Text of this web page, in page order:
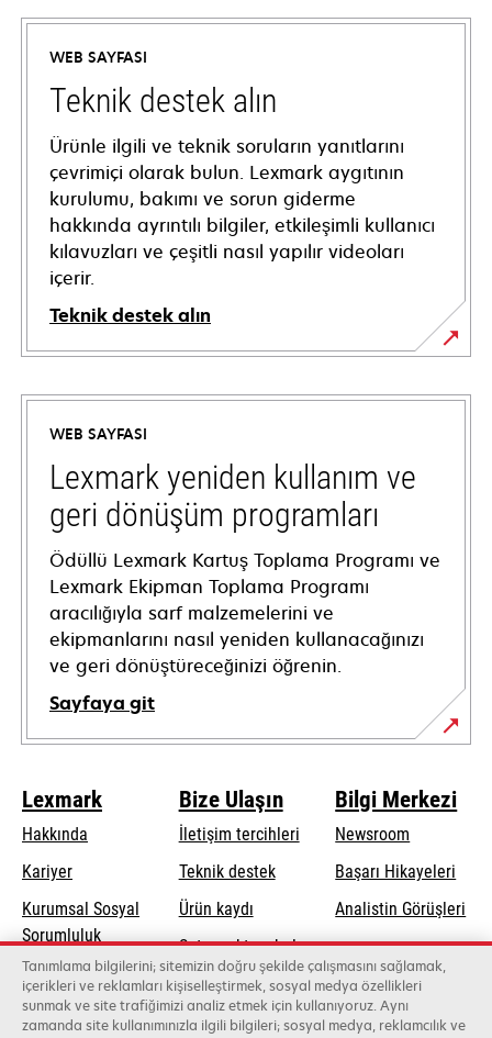
WEB SAYFASI
Teknik destek alın
Ürünle ilgili ve teknik soruların yanıtlarını
çevrimiçi olarak bulun. Lexmark aygıtının
kurulumu, bakımı ve sorun giderme
hakkında ayrıntılı bilgiler, etkileşimli kullanıcı
kılavuzları ve çeşitli nasıl yapılır videoları
içerir.
Teknik destek alın
opens
in
new
tab
WEB SAYFASI
Lexmark yeniden kullanım ve
geri dönüşüm programları
Ödüllü Lexmark Kartuş Toplama Programı ve
Lexmark Ekipman Toplama Programı
aracılığıyla sarf malzemelerini ve
ekipmanlarını nasıl yeniden kullanacağınızı
ve geri dönüştüreceğinizi öğrenin.
Sayfaya git
Lexmark
Hakkında
Kariyer
Kurumsal Sosyal
Sorumlulukopens
in
a
new
Sürdürülebilirlik
Bize Ulaşın
İletişim tercihleri
Teknik destekopens
new
tab
Ürün kaydı
Satış noktası bul
Toptancıların
listesi
Bilgi Merkezi
Newsroom
Başarı Hikayeleri
Analistin Görüşleri
Tanımlama bilgilerini; sitemizin doğru şekilde çalışmasını sağlamak,
içerikleri ve reklamları kişiselleştirmek, sosyal medya özellikleri
sunmak ve site trafiğimizi analiz etmek için kullanıyoruz. Aynı
zamanda site kullanımınızla ilgili bilgileri; sosyal medya, reklamcılık ve